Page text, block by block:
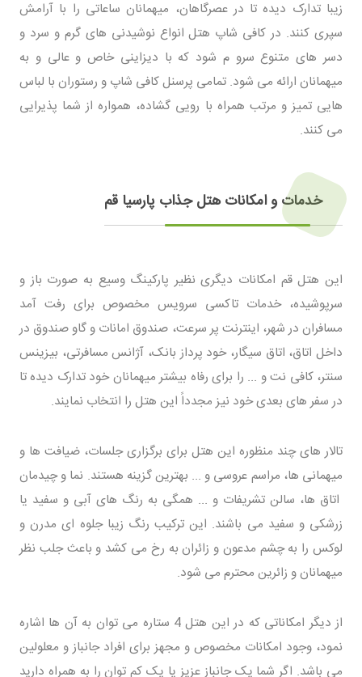
زیبا تدارک دیده تا در عصرگاهان، میهمانان ساعاتی را با آرامش
سپری کنند. در کافی شاپ هتل انواع نوشیدنی های گرم و سرد و
دسر های متنوع سرو م شود که با دیزاینی خاص و عالی و به
میهمانان ارائه می شود. تمامی پرسنل کافی شاپ و رستوران با لباس
هایی تمیز و مرتب همراه با رویی گشاده، همواره از شما پذیرایی
می کنند.
خدمات و امکانات هتل جذاب پارسیا قم
این هتل قم امکانات دیگری نظیر پارکینگ وسیع به صورت باز و
سرپوشیده، خدمات تاکسی سرویس مخصوص برای رفت آمد
مسافران در شهر، اینترنت پر سرعت، صندوق امانات و گاو صندوق در
داخل اتاق، اتاق سیگار، خود پرداز بانک، آژانس مسافرتی، بیزینس
سنتر، کافی نت و ... را برای رفاه بیشتر میهمانان خود تدارک دیده تا
در سفر های بعدی خود نیز مجدداً این هتل را انتخاب نمایند.
تالار های چند منظوره این هتل برای برگزاری جلسات، ضیافت ها و
میهمانی ها، مراسم عروسی و ... بهترین گزینه هستند. نما و چیدمان
اتاق ها، سالن تشریفات و ... همگی به رنگ های آبی و سفید یا
زرشکی و سفید می باشند. این ترکیب رنگ زیبا جلوه ای مدرن و
لوکس را به چشم مدعون و زائران به رخ می کشد و باعث جلب نظر
میهمانان و زائرین محترم می شود.
از دیگر امکاناتی که در این هتل 4 ستاره می توان به آن ها اشاره
نمود، وجود امکانات مخصوص و مجهز برای افراد جانباز و معلولین
می باشد. اگر شما یک جانباز عزیز یا یک کم توان را به همراه دارید